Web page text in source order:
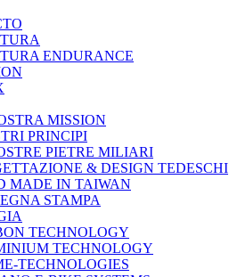
ENDURANCE
MISSION
PRINCIPI
PIETRE MILIARI
& DESIGN TEDESCHI
MADE IN TAIWAN
STAMPA
TECHNOLOGY
TECHNOLOGY
TECHNOLOGIES